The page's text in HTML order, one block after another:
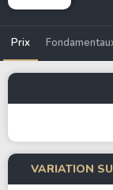
Prix
VARIATION